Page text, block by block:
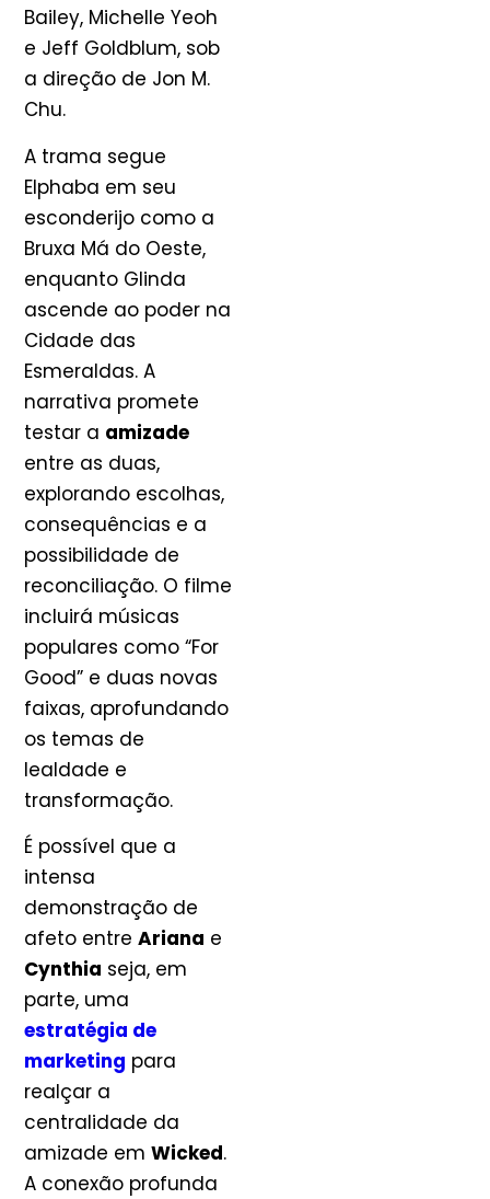
Bailey, Michelle Yeoh
e Jeff Goldblum, sob
a direção de Jon M.
Chu.
A trama segue
Elphaba em seu
esconderijo como a
Bruxa Má do Oeste,
enquanto Glinda
ascende ao poder na
Cidade das
Esmeraldas. A
narrativa promete
testar a amizade
entre as duas,
explorando escolhas,
consequências e a
possibilidade de
reconciliação. O filme
incluirá músicas
populares como “For
Good” e duas novas
faixas, aprofundando
os temas de
lealdade e
transformação.
É possível que a
intensa
demonstração de
afeto entre Ariana e
Cynthia seja, em
parte, uma
estratégia de
marketing para
realçar a
centralidade da
amizade em Wicked.
A conexão profunda